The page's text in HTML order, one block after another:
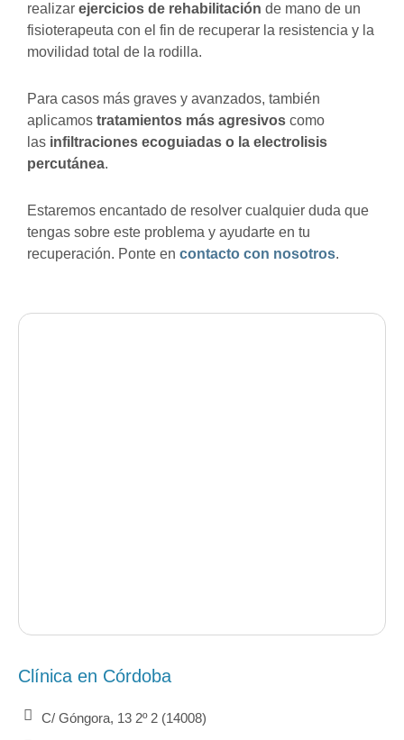
realizar ejercicios de rehabilitación de mano de un
fisioterapeuta con el fin de recuperar la resistencia y la
movilidad total de la rodilla.
Para casos más graves y avanzados, también
aplicamos tratamientos más agresivos como
las infiltraciones ecoguiadas o la electrolisis
percutánea.
Estaremos encantado de resolver cualquier duda que
tengas sobre este problema y ayudarte en tu
recuperación. Ponte en contacto con nosotros.
Clínica en Córdoba
C/ Góngora, 13 2º 2 (14008)